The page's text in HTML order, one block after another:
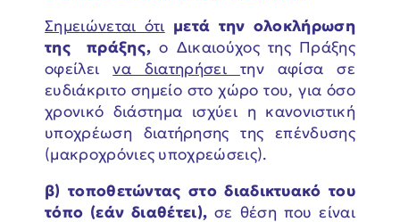
Σημειώνεται ότι μετά την ολοκλήρωση
της πράξης,ο Δικαιούχος της Πράξης
οφείλεινα διατηρήσει την αφίσα σε
ευδιάκριτο σημείο στο χώρο του, για όσο
χρονικό διάστημα ισχύει η κανονιστική
υποχρέωση διατήρησης της επένδυσης
(μακροχρόνιες υποχρεώσεις).
β) τοποθετώντας στο διαδικτυακό του
τόπο (εάν διαθέτει), σε θέση που είναι